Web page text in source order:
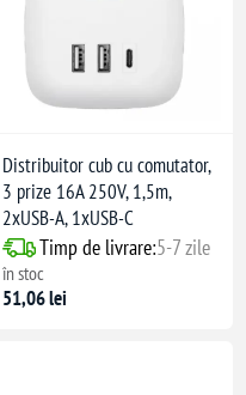
Distribuitor cub cu comutator,
3 prize 16A 250V, 1,5m,
2xUSB-A, 1xUSB-C
Timp de livrare:5-7 zile
în stoc
51,06 lei